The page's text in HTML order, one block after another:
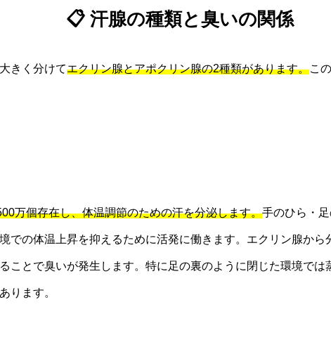
📋 汗腺の種類と臭いの関係
きく分けてエクリン腺とアポクリン腺の2種類があります。こ
万個存在し、体温調節のための汗を分泌します。手のひら・
での体温上昇を抑えるために活発に働きます。エクリン腺か
ことで臭いが発生します。特に足の裏のように閉じた環境で
ります。